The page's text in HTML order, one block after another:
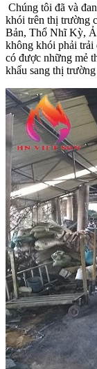
Chúng tôi đã và
khói trên thị trường
Bản, Thổ Nhĩ Kỳ, Ả
không khói phải trải
có được những mẻ
khẩu sang thị